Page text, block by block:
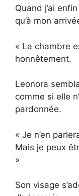
Quand j’ai
qu’à mon
« La chambre
honnêtement.
Leonora
comme si elle
pardonnée.
« Je n’en
Mais je peux
»
Son visage